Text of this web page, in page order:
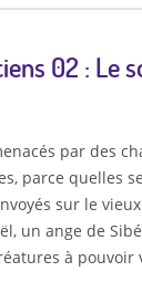
02 : Le
par des
parce quelles
sur le
un ange de
à